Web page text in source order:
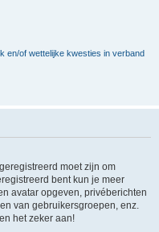
en/of wettelijke kwesties in verband
moet zijn om
bent kun je meer
avatar opgeven, privéberichten
van gebruikersgroepen, enz.
het zeker aan!